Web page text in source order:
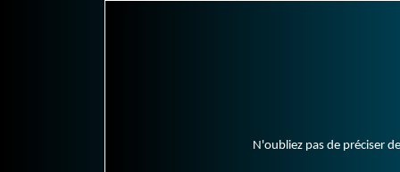
N'oubliez pas de préciser